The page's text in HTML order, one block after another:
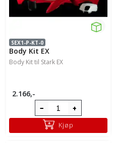
SEX1-P-KT-0
Body Kit EX
Body Kit til Stark EX
2.166,-
Kjøp